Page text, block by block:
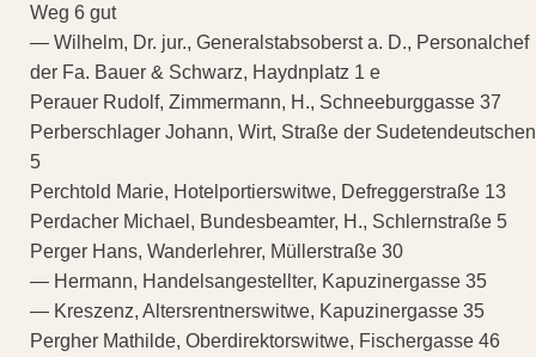
Weg 6 gut
— Wilhelm, Dr. jur., Generalstabsoberst a. D., Personalchef
der Fa. Bauer & Schwarz, Haydnplatz 1 e
Perauer Rudolf, Zimmermann, H., Schneeburggasse 37
Perberschlager Johann, Wirt, Straße der Sudetendeutschen
5
Perchtold Marie, Hotelportierswitwe, Defreggerstraße 13
Perdacher Michael, Bundesbeamter, H., Schlernstraße 5
Perger Hans, Wanderlehrer, Müllerstraße 30
— Hermann, Handelsangestellter, Kapuzinergasse 35
— Kreszenz, Altersrentnerswitwe, Kapuzinergasse 35
Pergher Mathilde, Oberdirektorswitwe, Fischergasse 46